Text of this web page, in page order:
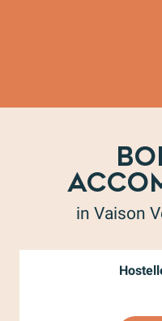
in Vaison